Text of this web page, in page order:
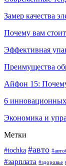
Замер качества
Почему вам
Эффективная
Преимущества
Айфон 15:
6
Экономика и
Метки
#tochka #авто
#зарплата #здоровье